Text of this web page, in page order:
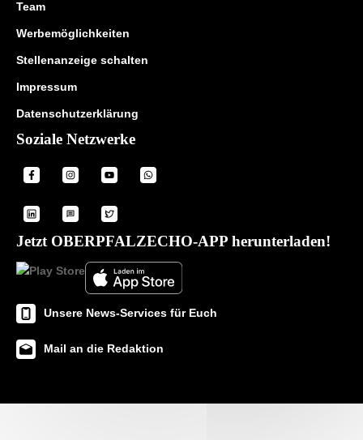
Team
Werbemöglichkeiten
Stellenanzeige schalten
Impressum
Datenschutzerklärung
Soziale Netzwerke
Jetzt OBERPFALZECHO-APP herunterladen!
Unsere News-Services für Euch
Mail an die Redaktion